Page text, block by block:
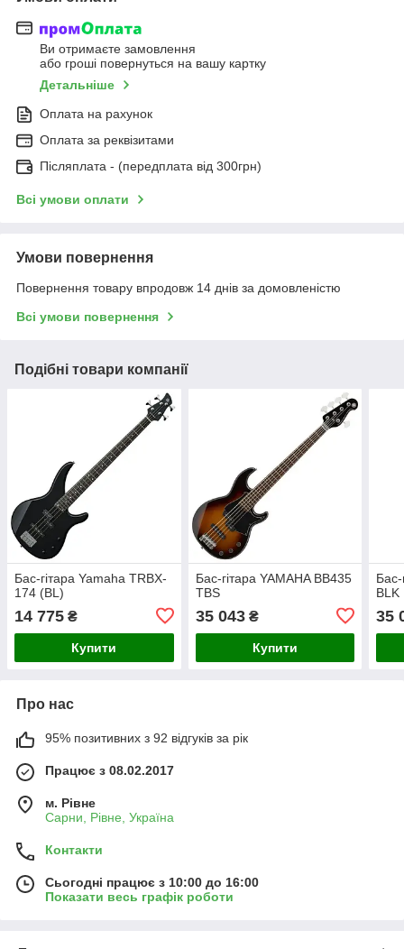
Ви отримаєте замовлення
або гроші повернуться на вашу картку
Детальніше
Оплата на рахунок
Оплата за реквізитами
Післяплата - (передплата від 300грн)
Всі умови оплати
Умови повернення
Повернення товару впродовж 14 днів за домовленістю
Всі умови повернення
Подібні товари компанії
Бас-гітара Yamaha TRBX-
174 (BL)
14 775 ₴
Купити
Бас-гітара YAMAHA BB435
TBS
35 043₴
Купити
Бас-
BLK
35
Про нас
95% позитивних з 92 відгуків за рік
Працює з 08.02.2017
м. Рівне
Сарни, Рівне, Україна
Контакти
Сьогодні працює з 10:00 до 16:00
Показати весь графік роботи